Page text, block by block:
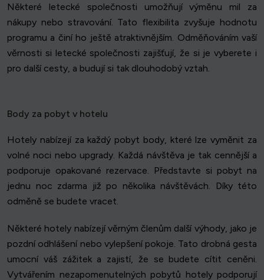
Některé letecké společnosti umožňují výměnu mil za
nákupy nebo stravování. Tato flexibilita zvyšuje hodnotu
programu a činí ho ještě atraktivnějším. Odměňováním vaší
věrnosti si letecké společnosti zajišťují, že si je vyberete i
pro další cesty, a budují si tak dlouhodobý vztah.
Body za pobyt v hotelu
Hotely nabízejí za každý pobyt body, které lze vyměnit za
volné noci nebo upgrady. Každá návštěva je tak cennější a
podporuje opakované rezervace. Představte si pobyt na
jednu noc zdarma již po několika návštěvách. Díky této
odměně se budete vracet.
Některé hotely nabízejí věrným členům další výhody, jako je
pozdní odhlášení nebo vylepšení pokoje. Tato drobná gesta
umocní váš zážitek a zajistí, že se budete cítit ceněni.
Vytvářením nezapomenutelných pobytů hotely podporují